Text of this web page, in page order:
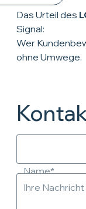
Das Urteil des
Signal:
Wer
ohne Umwege.
Name*
Ihre Nachricht